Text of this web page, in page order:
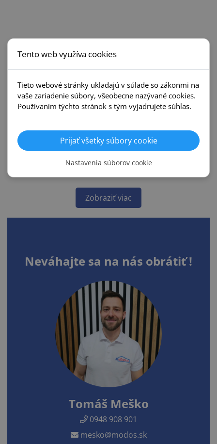
Zobraziť viac
Neváhajte sa na nás obrátiť !
Tomáš Meško
0948 908 901
mesko@modos.sk
Tento web využíva cookies
Tieto webové stránky ukladajú v súlade so zákonmi na
vaše zariadenie súbory, všeobecne nazývané cookies.
Používaním týchto stránok s tým vyjadrujete súhlas.
Prijať všetky súbory cookie
Nastavenia súborov cookie